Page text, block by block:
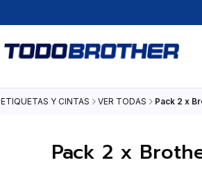
ETIQUETAS Y CINTAS VER TODAS Pack 2 x
Pack 2 x